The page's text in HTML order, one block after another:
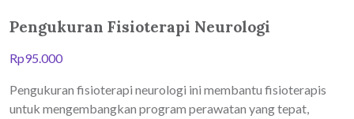
Pengukuran Fisioterapi Neurologi
Rp95.000
Pengukuran fisioterapi neurologi ini membantu fisioterapis
untuk mengembangkan program perawatan yang tepat,